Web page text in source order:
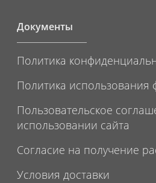
Документы
Политика
Политика использования
Пользовательское
использовании сайта
Согласие на получение
Условия доставки